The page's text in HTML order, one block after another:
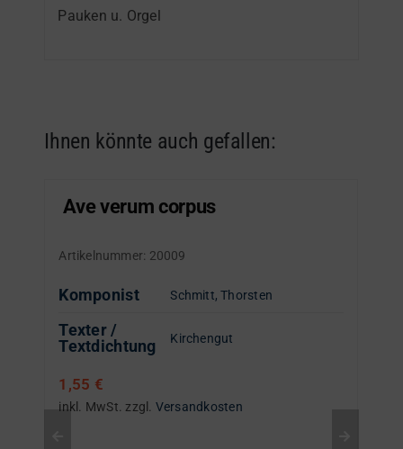
Pauken u. Orgel
Ihnen könnte auch gefallen:
Ave verum corpus
Artikelnummer: 20009
Komponist Schmitt, Thorsten
Texter /
Textdichtung
Kirchengut
1,55 €
inkl. MwSt. zzgl. Versandkosten